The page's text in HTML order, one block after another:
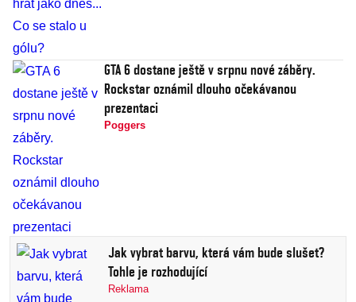
GTA 6 dostane ještě v srpnu nové záběry.
Rockstar oznámil dlouho očekávanou
prezentaci
Poggers
Jak vybrat barvu, která vám bude slušet?
Tohle je rozhodující
Reklama